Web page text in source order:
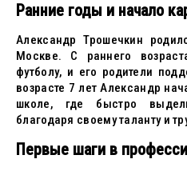
Ранние годы и начало
Александр Трошечкин
Москве. С раннего
футболу, и его родители
возрасте 7 лет Александр
школе, где быстро
благодаря своему таланту и
Первые шаги в